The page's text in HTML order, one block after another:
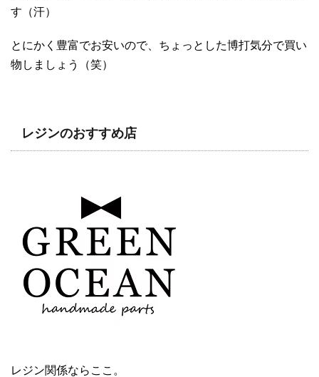
す（汗）
とにかく豊富でお安いので、ちょっとした博打気分で買い
物しましょう（笑）
レジンのおすすめ店
レジン関係ならここ。